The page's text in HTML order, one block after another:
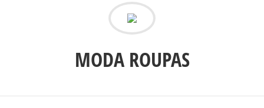
MODA ROUPAS